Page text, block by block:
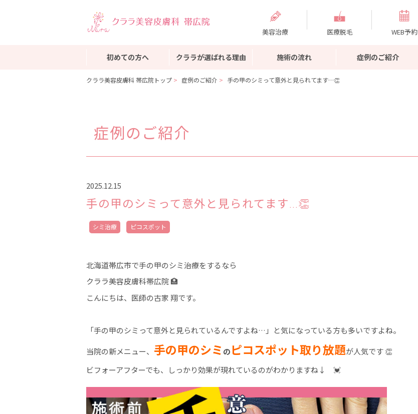
美容治療 医療脱毛 WEB予約
初めての方へ クララが選ばれる理由 施術の流れ 症例のご紹介
クララ美容皮膚科 帯広院トップ 症例のご紹介 手の甲のシミって意外と見られてます…👏
症例のご紹介
2025.12.15
手の甲のシミって意外と見られてます…👏
シミ治療 ピコスポット
北海道帯広市で手の甲のシミ治療をするなら
クララ美容皮膚科帯広院 🏥
こんにちは、医師の古家 翔です。
「手の甲のシミって意外と見られているんですよね…」と気になっている方も多いですよね。
当院の新メニュー、 手の甲のシミ のピコスポット取り放題が人気です 👏
ビフォーアフターでも、しっかり効果が現れているのがわかりますね↓ 💓